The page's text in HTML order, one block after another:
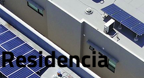
Residencia